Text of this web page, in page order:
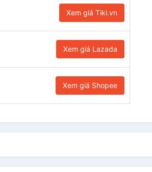
Xem giá Tiki.vn
Xem giá Lazada
Xem giá Shopee